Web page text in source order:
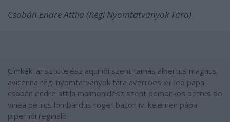
Csobán Endre Attila (Régi Nyomtatványok Tára)
Címkék: arisztotelész aquinói szent tamás albertus magnus
avicenna régi nyomtatványok tára averroes xiii leó pápa
csobán endre attila maimonidész szent domonkos petrus de
vinea petrus lombardus roger bacon iv. kelemen pápa
pipernói reginald